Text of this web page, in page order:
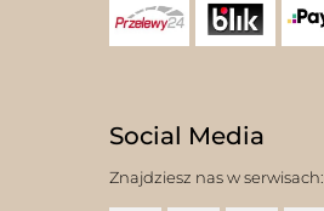
Social Media
Znajdziesz nas w serwisach: